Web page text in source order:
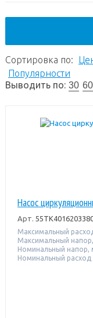
Сортировка по:
Популярности
Выводить по: 30 60
Насос
Арт.
Максимальный
Максимальный
Номинальный напор,
Номинальный расход